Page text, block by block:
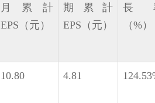
月累計
EPS（元）
期累計
EPS（元）
長
（%）
10.80 4.81